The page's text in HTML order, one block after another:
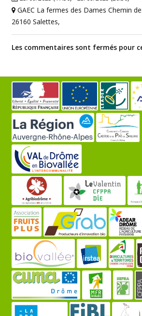
GAEC La fermes des Dames Chemin
26160 Salettes,
Les commentaires sont fermés pour